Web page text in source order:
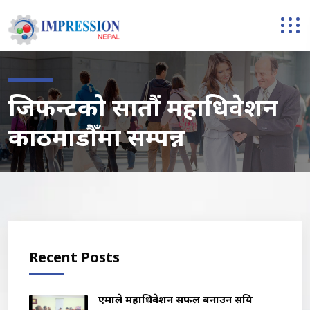
जिफन्टको सातौं महाधिवेशन
काठमाडौँमा सम्पन्न
Recent Posts
एमाले महाधिवेशन सफल बनाउन सक्रिय